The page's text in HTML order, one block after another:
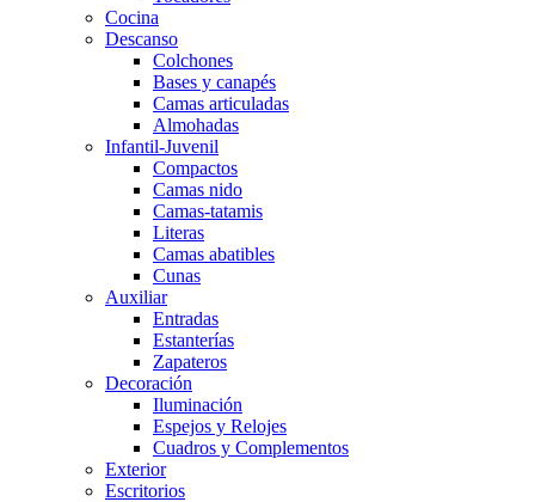
Cocina
Descanso
Colchones
Bases y canapés
Camas articuladas
Almohadas
Infantil-Juvenil
Compactos
Camas nido
Camas-tatamis
Literas
Camas abatibles
Cunas
Auxiliar
Entradas
Estanterías
Zapateros
Decoración
Iluminación
Espejos y Relojes
Cuadros y Complementos
Exterior
Escritorios